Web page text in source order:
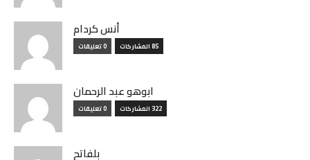
أنس كردام
85 المشاركات 0 تعليقات
ابوهو عبد الرحمان
322 المشاركات 0 تعليقات
بلفاتح